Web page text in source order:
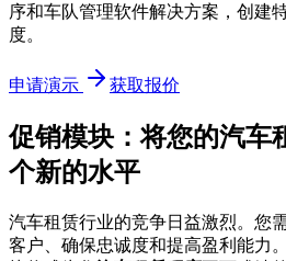
序和车队管理软件解决方案，创建
度。
申请演示 获取报价
促销模块：将您的汽车
个新的水平
汽车租赁行业的竞争日益激烈。您
客户、确保忠诚度和提高盈利能力